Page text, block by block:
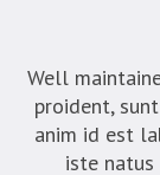
Well
proident,
anim id est
iste